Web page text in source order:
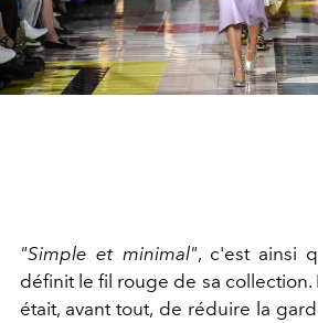
"Simple et minimal", c'est ainsi
définit le fil rouge de sa
était, avant tout, de réduire la